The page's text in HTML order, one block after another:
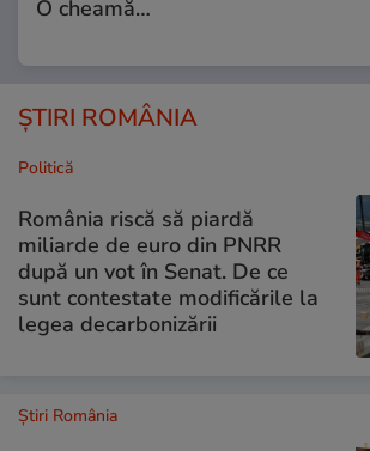
O cheamă…
ȘTIRI ROMÂNIA
Politică
România riscă să piardă
miliarde de euro din PNRR
după un vot în Senat. De ce
sunt contestate modificările la
legea decarbonizării
Știri România